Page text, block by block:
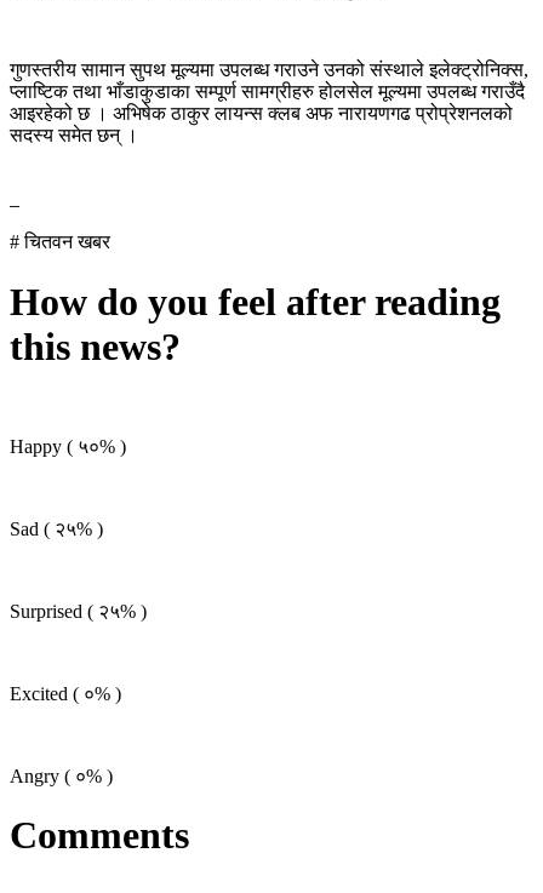
गुणस्तरीय सामान सुपथ मूल्यमा उपलब्ध गराउने उनको संस्थाले इलेक्ट्रोनिक्स,
प्लाष्टिक तथा भाँडाकुडाका सम्पूर्ण सामग्रीहरु होलसेल मूल्यमा उपलब्ध गराउँदै
आइरहेको छ । अभिषेक ठाकुर लायन्स क्लब अफ नारायणगढ प्रोप्रेशनलको
सदस्य समेत छन् ।
# चितवन खबर
How do you feel after reading
this news?
Happy ( ५०% )
Sad ( २५% )
Surprised ( २५% )
Excited ( ०% )
Angry ( ०% )
Comments